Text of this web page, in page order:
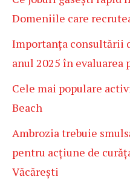
Domeniile care
Importanța consultării
anul 2025 în
Cele mai populare
Beach
Ambrozia trebuie
pentru acțiune de
Văcărești